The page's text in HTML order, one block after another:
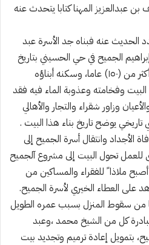
بن عبدالعزيز المهنا كتابا يتحدث عنه
الحديث عنه فبناه جد الأسرة عبد
الجميح في حي الحسيني بتاريخ
١٨ ربيع الأول ۱۲۸۲ هـ ، اي قبل أكثر من (١٥٠) عاما، وسكنه أبناؤه
وفخامته وعذوبة الماء فيه فقد
وزاور شقراء والتجار والأهالي
يوضح تاريخ بناء هذا البيت .
وانتقال أسرة الجميح إلى
للعمل تحول البيت إلى مشروع آلجميح
ملاذا ً للفقراء والمساكين من
على العطاء الخيري لأسرة الجميح.
من سقوط المنزل بسبب عمره الطويل
كل من الشيخ محمد ،وعبد
بتمويل إعادة ترميم وتجديد بيت